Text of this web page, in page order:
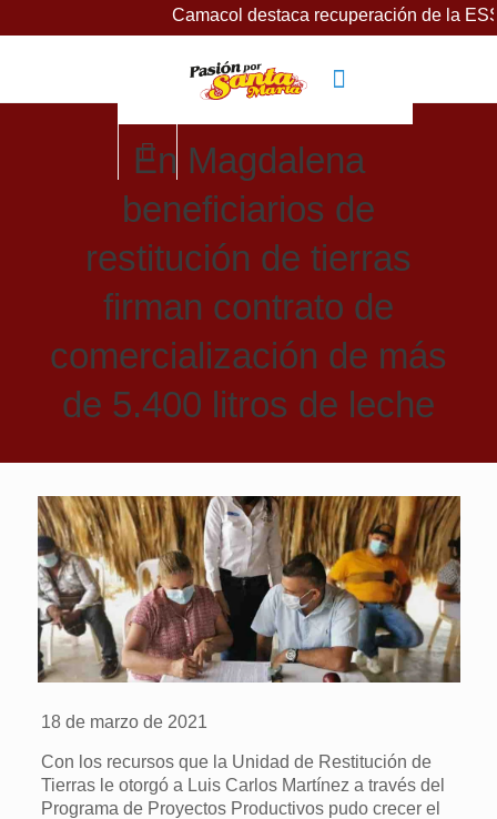
Camacol destaca recuperación de la
En Magdalena
beneficiarios de
restitución de tierras
firman contrato de
comercialización de más
de 5.400 litros de leche
18 de marzo de 2021
Con los recursos que la Unidad de Restitución de
Tierras le otorgó a Luis Carlos Martínez a través del
Programa de Proyectos Productivos pudo crecer el